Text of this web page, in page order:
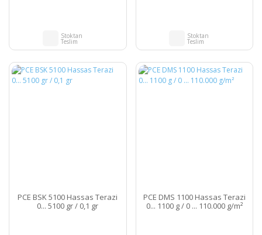
Stoktan
Teslim
Stoktan
Teslim
PCE BSK 5100 Hassas Terazi
0... 5100 gr / 0,1 gr
PCE DMS 1100 Hassas Terazi
0... 1100 g / 0 ... 110.000 g/m²